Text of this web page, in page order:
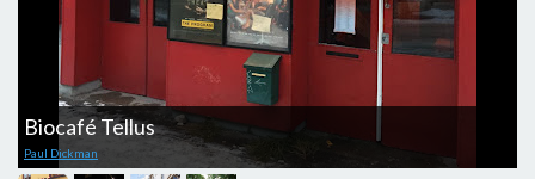
Biocafé Tellus
Paul Dickman